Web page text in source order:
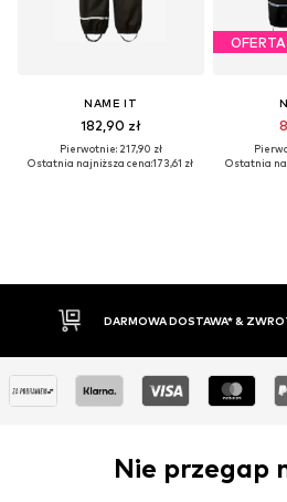
NAME IT
182,90 zł
Pierwotnie: 217,90 zł
Ostatnia najniższa cena:173,61 zł
OFERTA
Ostatnia
DOSTAWA* & ZWROT
Nie przegap